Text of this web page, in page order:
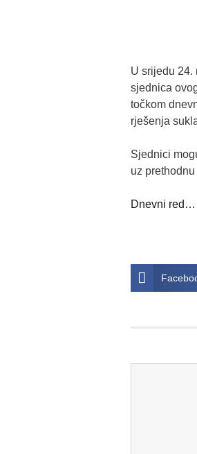
U srijedu 24.
sjednica
točkom
rješenja
Sjednici
uz
Dnevni red…